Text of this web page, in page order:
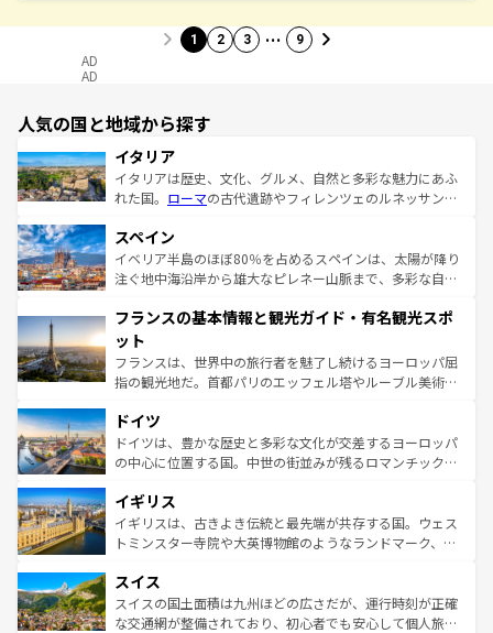
1 2 3 … 9
AD
AD
人気の国と地域から探す
イタリア
イタリアは歴史、文化、グルメ、自然と多彩な魅力にあふ
れた国。 ローマの古代遺跡やフィレンツェのルネッサンス
ろん、トスカーナの美しい田園風景やアマルフィ海岸の絶
景など、自然景観も見逃せない。観光の合間には、本場の
ピザやパスタなど、絶品のイタリア料理を堪能することも
ませてくれるイタリアで、忘れられない旅をしてみよう！
なお、新着のイタリア情報は
しい。
スペイン
イベリア半島のほぼ80％を占めるスペインは、太陽が降り
注ぐ地中海沿岸から雄大なピレネー山脈まで、多彩な自然
文化が根付くこの国では、情熱的なフラメンコ、熱気あふ
れる闘牛、そして美味しいタパスが生活の一部となってい
る。首都マドリードの洗練された雰囲気や、バルセロナの
アートに溢れた街角から、地方では古代ローマ遺跡や中世
せる。地方によって風土や気候が異なるスペインはその個
性で訪れる人を魅了する。 なお、新着のスペイン情報は コ
ンテンツ一覧を参照してほしい。
フランスの基本情報と観光ガイド・有名観光スポ
ット
フランスは、世界中の旅行者を魅了し続けるヨーロッパ屈
指の観光地だ。首都パリのエッフェル塔やルーブル美術館
で、幅広い魅力が詰まっている。華麗な宮殿、歴史的な大
聖堂、美しいビーチ、そして豊かな自然が、訪れる者を心
から魅了する。また、フランスは美食の国としても知ら
いる。シャンパンの発祥地であるランス、プロヴァンスの
香り高いラベンダー畑など、多彩な楽しみ方が可能だ。さ
らに、パリ以外の地域にも魅力が溢れており、どの街角に
れる地方に足を運ぶとそれぞれで全く異なる文化を体験で
きるだろう。 なお、新着のフランス情報はコンテンツ一覧
を参照してほしい。
ドイツ
ドイツは、豊かな歴史と多彩な文化が交差するヨーロッパ
の中心に位置する国。中世の街並みが残るロマンチック街
顔を持つこの国は、どこを歩いても飽きることがない。ベ
ルリンの文化的活気、バイエルン州のアルプスの絶景、そ
してライン川沿いのワイン畑といった風景は必見。ビール
は、お酒好きな人にはぜひ体験してほしい。 なお、新着の
ドイツ情報はコンテンツ一覧を参照してほしい。
イギリス
イギリスは、古きよき伝統と最先端が共存する国。ウェス
トミンスター寺院や大英博物館のようなランドマーク、歴
リアごとに異なる魅力がある。また、優雅なアフタヌーン
ティー、ビール好きにはたまらない英国パブ、サッカー観
戦など、本場だからこそできる体験も豊富。イギリスを旅
スイス
スイスの国土面積は九州ほどの広さだが、運行時刻が正確
な交通網が整備されており、初心者でも安心して個人旅行